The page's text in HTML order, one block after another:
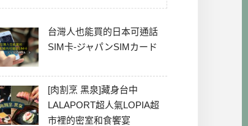
台灣人也能買的日本可通話
SIM卡-ジャパンSIMカード
[肉割烹 黑泉]藏身台中
LALAPORT超人氣LOPIA超
市裡的密室和食饗宴